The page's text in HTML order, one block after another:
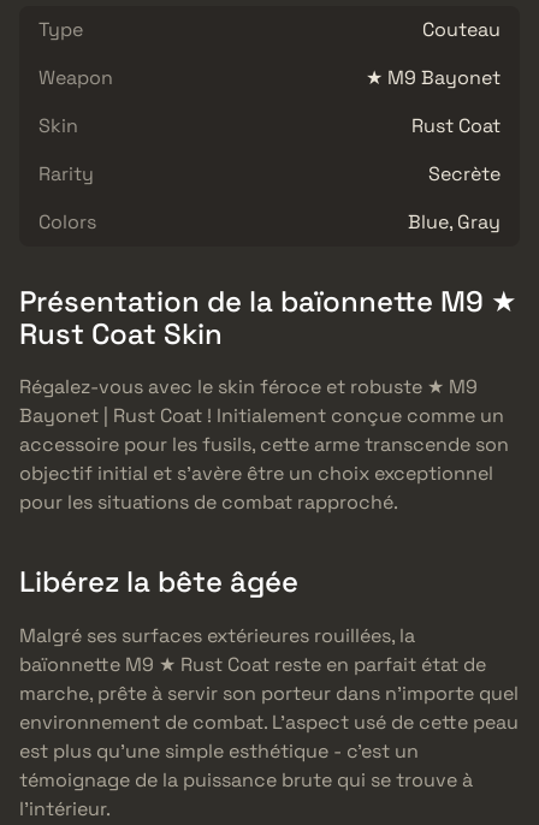
Type
Couteau
Weapon
★ M9 Bayonet
Skin
Rust Coat
Rarity
Secrète
Colors
Blue, Gray
Présentation de la baïonnette M9 ★
Rust Coat Skin
Régalez-vous avec le skin féroce et robuste ★ M9
Bayonet | Rust Coat ! Initialement conçue comme un
accessoire pour les fusils, cette arme transcende son
objectif initial et s’avère être un choix exceptionnel
pour les situations de combat rapproché.
Libérez la bête âgée
Malgré ses surfaces extérieures rouillées, la
baïonnette M9 ★ Rust Coat reste en parfait état de
marche, prête à servir son porteur dans n’importe quel
environnement de combat. L’aspect usé de cette peau
est plus qu’une simple esthétique - c’est un
témoignage de la puissance brute qui se trouve à
l’intérieur.